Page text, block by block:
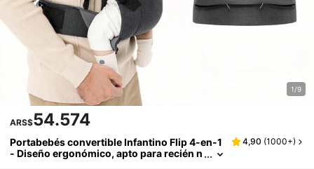
1/9
ARS$54.574
Portabebés convertible Infantino Flip 4-en-1
- Diseño ergonómico, apto para recién n
4,90 (1000+)